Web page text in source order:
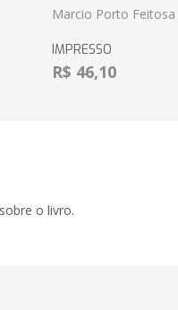
Marcio Porto Feitosa
IMPRESSO
R$ 46,10
o livro.